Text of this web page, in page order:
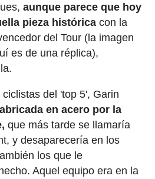
aunque parece que hoy
pieza históricacon la
del Tour (la imagen
es de una réplica),
del 'top 5', Garin
en acero por la
que más tarde se llamaría
y desaparecería en los
los que le
Aquel equipo era en la